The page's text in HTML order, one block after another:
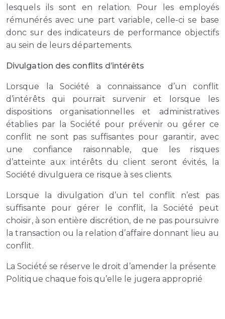
lesquels ils sont en relation. Pour les employés
rémunérés avec une part variable, celle-ci se base
donc sur des indicateurs de performance objectifs
au sein de leurs départements.
Divulgation des conflits d’intérêts
Lorsque la Société a connaissance d’un conflit
d’intérêts qui pourrait survenir et lorsque les
dispositions organisationnelles et administratives
établies par la Société pour prévenir ou gérer ce
conflit ne sont pas suffisantes pour garantir, avec
une confiance raisonnable, que les risques
d’atteinte aux intérêts du client seront évités, la
Société divulguera ce risque à ses clients.
Lorsque la divulgation d’un tel conflit n’est pas
suffisante pour gérer le conflit, la Société peut
choisir, à son entière discrétion, de ne pas poursuivre
la transaction ou la relation d’affaire donnant lieu au
conflit.
La Société se réserve le droit d’amender la présente
Politique chaque fois qu’elle le jugera approprié